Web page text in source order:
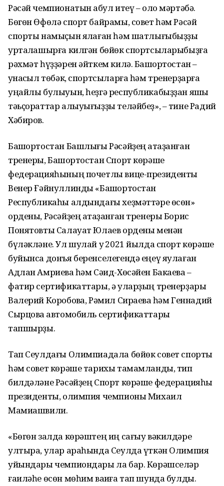
Рәсәй чемпионатын ҡабул итеү – оло мәртәбә.
Бөгөн Өфөлә спорт байрамы, совет һәм Рәсәй
спорты намыҫын яҡлаған һәм шатлығыбыҙҙы
уртаҡлашырға килгән бөйөк спортсыларыбыҙға
рәхмәт һүҙҙәрен әйткем килә. Башҡортостан –
ҡунаҡсыл төбәк, спортсыларға һәм тренерҙарға
уңайлы булыуын, һеҙгә республикабыҙҙан яҡшы
тәьҫораттар алыуығыҙҙы теләйбеҙ», – тине Радий
Хәбиров.
Башҡортостан Башлығы Рәсәйҙең атҡаҙанған
тренеры, Башҡортостан Спорт көрәше
федерацияһының почетлы вице-президенты
Венер Ғәйнуллинды «Башҡортостан
Республикаһы алдындағы хеҙмәттәре өсөн»
ордены, Рәсәйҙең атҡаҙанған тренеры Борис
Понятовты Салауат Юлаев ордены менән
бүләкләне. Ул шулай уҡ 2021 йылда спорт көрәше
буйынса донъя беренселегендә еңеү яулаған
Адлан Амриевҡа һәм Сәид-Хөсәйен Бакаевҡа –
фатир сертификаттары, ә уларҙың тренерҙары
Валерий Коробовҡа, Рәмил Сираевҡа һәм Геннадий
Сырцовҡа автомобиль сертификаттары
тапшырҙы.
Тап Сеулдағы Олимпиадала бөйөк совет спорты
һәм совет көрәше тарихы тамамланды, тип
билдәләне Рәсәйҙең Спорт көрәше федерацияһы
президенты, олимпия чемпионы Михаил
Мамиашвили.
«Бөгөн залда көрәштең иң сағыу вәкилдәре
ултыра, улар араһында Сеулда үткән Олимпия
уйындары чемпиондары ла бар. Көрәшселәр
ғаиләһе өсөн мөһим ваҡиға тап шунда булды.